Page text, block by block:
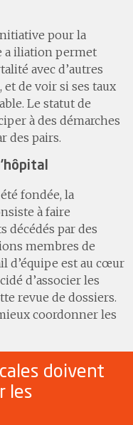
pour la
a iliation permet
avec d’autres
de voir si ses taux
Le statut de
à des démarches
des pairs.
fondée, la
à faire
décédés par des
membres de
d’équipe est au cœur
d’associer les
revue de dossiers.
coordonner les
doivent
les